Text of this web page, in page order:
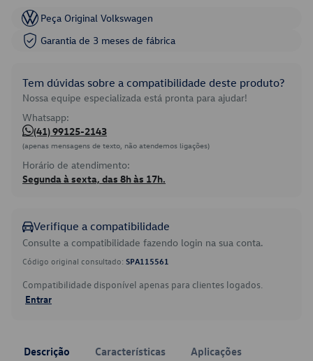
Peça Original Volkswagen
Garantia de 3 meses de fábrica
Tem dúvidas sobre a compatibilidade deste produto?
Nossa equipe especializada está pronta para ajudar!
Whatsapp:
(41) 99125-2143
(apenas mensagens de texto, não atendemos ligações)
Horário de atendimento:
Segunda à sexta, das 8h às 17h.
Verifique a compatibilidade
Consulte a compatibilidade fazendo login na sua conta.
Código original consultado: SPA115561
Compatibilidade disponível apenas para clientes logados.
Entrar
Descrição Características Aplicações